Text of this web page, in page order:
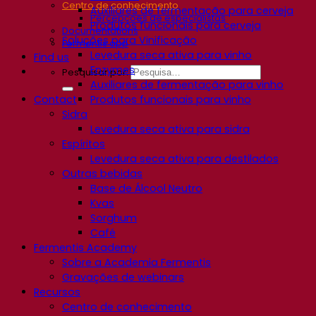
Centro de conhecimento
Percepções de especialistas
Documentations
Fermentis app
Find us
Pesquisar por:
Contact
Auxiliares de fermentação para cerveja
Produtos funcionais para cerveja
Soluções para Vinificação
Levedura seca ativa para vinho
Enzymes
Auxiliares de fermentação para vinho
Produtos funcionais para vinho
Sidra
Levedura seca ativa para sidra
Espíritos
Levedura seca ativa para destilados
Outras bebidas
Base de Álcool Neutro
Kvas
Sorghum
Café
Fermentis Academy
Sobre a Academia Fermentis
Gravações de webinars
Recursos
Centro de conhecimento